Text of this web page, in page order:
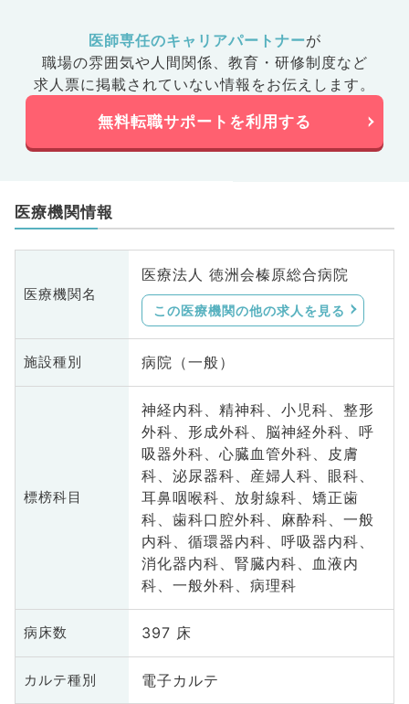
医師専任のキャリアパートナーが
職場の雰囲気や人間関係、 教育・研修制度など
求人票に掲載されていない情報をお伝えします。
無料転職サポートを利用する
医療機関情報
医療機関名
医療法人 徳洲会榛原総合病院
この医療機関の他の求人を見る
施設種別 病院（一般）
標榜科目
神経内科、精神科、小児科、整形
外科、形成外科、脳神経外科、呼
吸器外科、心臓血管外科、皮膚
科、泌尿器科、産婦人科、眼科、
耳鼻咽喉科、放射線科、矯正歯
科、歯科口腔外科、麻酔科、一般
内科、循環器内科、呼吸器内科、
消化器内科、腎臓内科、血液内
科、一般外科、病理科
病床数 397 床
カルテ種別 電子カルテ